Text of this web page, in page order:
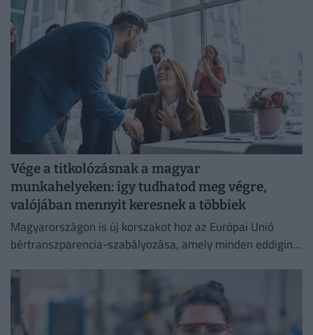
Vége a titkolózásnak a magyar
munkahelyeken: így tudhatod meg végre,
valójában mennyit keresnek a többiek
Magyarországon is új korszakot hoz az Európai Unió
bértranszparencia-szabályozása, amely minden eddiginél